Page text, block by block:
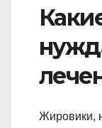
Жировики,